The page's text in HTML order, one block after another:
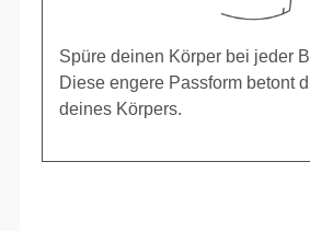
Spüre deinen Körper bei jeder
Diese engere Passform betont
deines Körpers.